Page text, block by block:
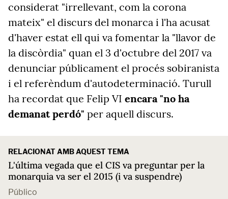
considerat "irrellevant, com la corona
mateix" el discurs del monarca i l'ha acusat
d'haver estat ell qui va fomentar la "llavor de
la discòrdia" quan el 3 d'octubre del 2017 va
denunciar públicament el procés sobiranista
i el referèndum d'autodeterminació. Turull
ha recordat que Felip VI encara "no ha
demanat perdó" per aquell discurs.
RELACIONAT AMB AQUEST TEMA
L'última vegada que el CIS va preguntar per la
monarquia va ser el 2015 (i va suspendre)
Público